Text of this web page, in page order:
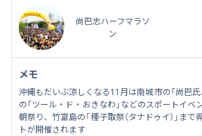
尚巴志ハーフマラソ
ン
メモ
沖縄もだいぶ涼しくなる11月は南城市の「尚巴
の「ツール・ド・おきなわ」などのスポートイ
朝祭り、竹富島の「種子取祭（タナドゥイ）」ま
トが開催されます